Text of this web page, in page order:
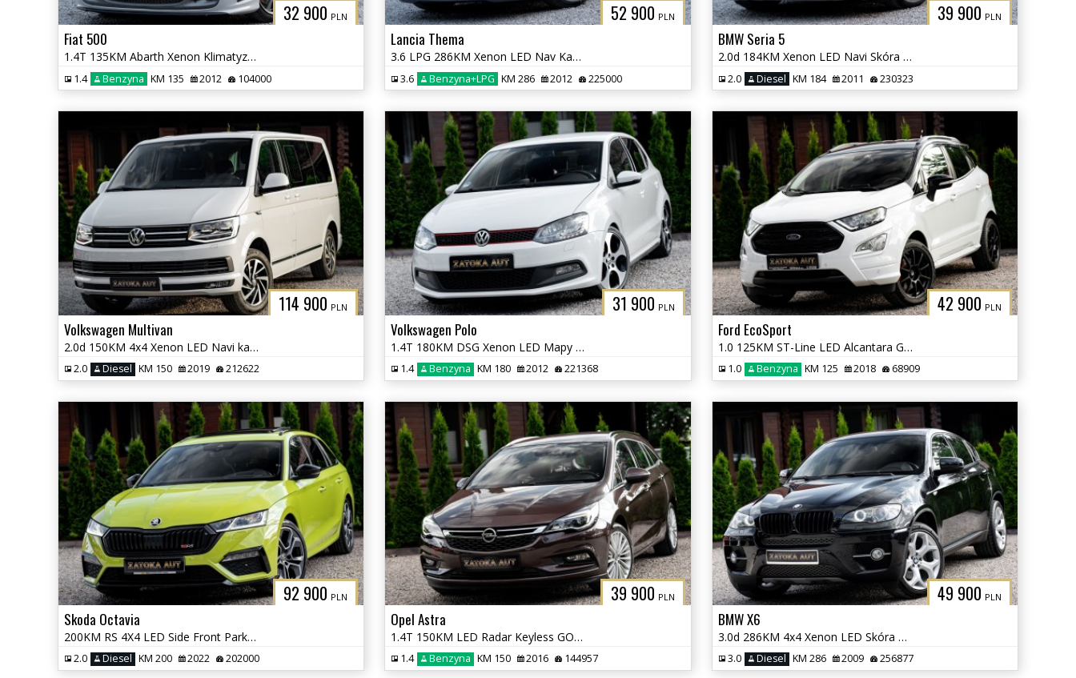
32 900 PLN
Fiat 500
1.4T 135KM Abarth Xenon Klimatyzacja Bezwypadkowy Sprowadzony
1.4 Benzyna KM 135 2012 104000
52 900 PLN
Lancia Thema
3.6 LPG 286KM Xenon LED Nav Kamera Grz. Went Fot Szyber Alpine ACC
3.6 Benzyna+LPG KM 286 2012 225000
39 900 PLN
BMW Seria 5
2.0d 184KM Xenon LED Navi Skóra Grzane Fot Klima Parktornic Serwis
2.0 Diesel KM 184 2011 230323
114 900 PLN
Volkswagen Multivan
2.0d 150KM 4x4 Xenon LED Navi kamera Grzane Fot. Front Ass. 7 osob
2.0 Diesel KM 150 2019 212622
31 900 PLN
Volkswagen Polo
1.4T 180KM DSG Xenon LED Mapy Navi Tempomat Grz. Fotele
1.4 Benzyna KM 180 2012 221368
42 900 PLN
Ford EcoSport
1.0 125KM ST-Line LED Alcantara Grz. Fot Kier Navi Kamera Tempomat
1.0 Benzyna KM 125 2018 68909
92 900 PLN
Skoda Octavia
200KM RS 4X4 LED Side Front Park Ass. Masaż Alcantara Kamera FULL OPCJ
2.0 Diesel KM 200 2022 202000
39 900 PLN
Opel Astra
1.4T 150KM LED Radar Keyless GO Lane Ass. Nav El. Klapa Serwis
1.4 Benzyna KM 150 2016 144957
49 900 PLN
BMW X6
3.0d 286KM 4x4 Xenon LED Skóra TV Navi Klima Parktornic
3.0 Diesel KM 286 2009 256877